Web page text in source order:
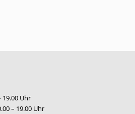
19.00 Uhr
– 19.00 Uhr